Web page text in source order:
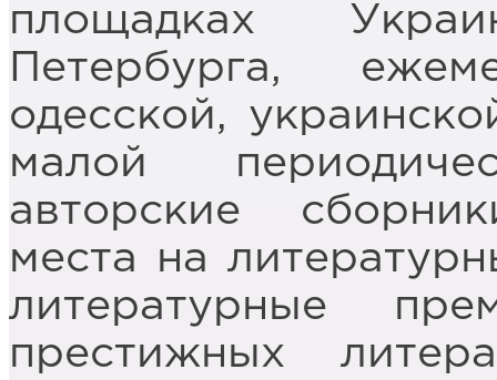
площадках
Петербурга,
одесской,
малой
авторские
места на
литературные
престижных